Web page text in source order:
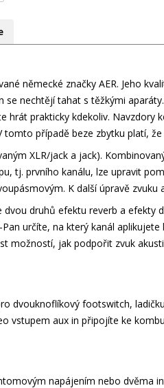
německé značky AER. Jeho
nechtějí tahat s těžkými
prakticky kdekoliv. Navzdory
případě beze zbytku platí,
XLR/jack a jack).
tj. prvního kanálu, lze upravit
K další úpravě
druhů efektu reverb a efekty
určíte, na který kanál
možností, jak podpořit zvuk
dvouknoflíkový footswitch,
vstupem aux in připojíte ke
napájením nebo dvěma